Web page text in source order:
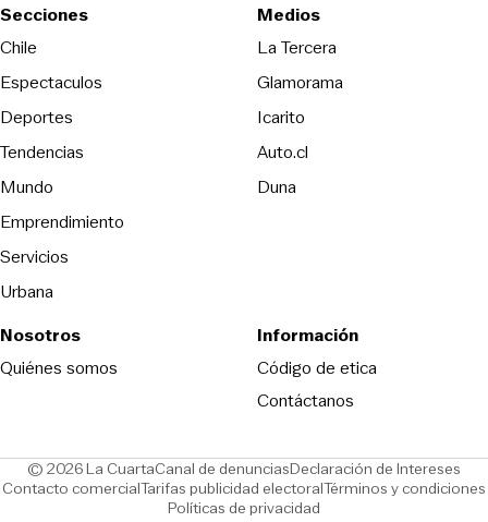
Secciones
Chile
Espectaculos
Deportes
Tendencias
Mundo
Emprendimiento
Servicios
Urbana
Medios
La TerceraOpens in new
Glamorama
Icarito
Auto.cl
DunaOpens in new window
Nosotros
Quiénes somos
Información
Código de eticaOpens in new
Contáctanos
© 2026 La CuartaCanal de denunciasOpens in new window
Declaración de Intereses
Contacto comercialOpens in new window
Tarifas publicidad electoralOpens in new window
Términos y condiciones
Políticas de privacidad